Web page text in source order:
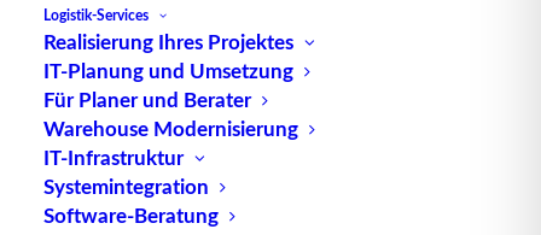
Logistik-Services
Realisierung Ihres Projektes
IT-Planung und Umsetzung
Für Planer und Berater
Warehouse Modernisierung
IT-Infrastruktur
Systemintegration
Software-Beratung
Wie auch schon in den vergangenen Jahren, gab